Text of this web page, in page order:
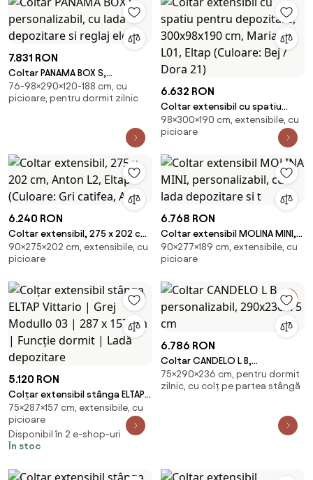
7.831 RON
Coltar PANAMA BOX S,
personalizabil, cu lada
depozitare si reglaj elec
76-98×290×120-188 cm, cu
picioare, pentru dormit zilnic
6.632 RON
Coltar extensibil cu spatiu
pentru depozitare, 300x98x190
cm, Mariall L01, Eltap (Culoare:
98×300×190 cm, extensibile, cu
picioare
6.240 RON
Coltar extensibil, 275 x 202 cm,
Anton L2, Eltap (Culoare: Gri
catifea, Alb)
90×275×202 cm, extensibile, cu
picioare
6.768 RON
Coltar extensibil MOLINA MINI,
personalizabil, cu lada
depozitare si t
90×277×189 cm, extensibile, cu
picioare
5.120 RON
Colțar extensibil stânga ELTAP
Vittario | Grej Modullo 03 | 287 x
157 cm | Funcție dormit | Ladă
depozitare
75×287×157 cm, extensibile, cu
picioare
Disponibil în 2 e-shop-uri
În stoc
6.786 RON
Coltar CANDELO L B,
personalizabil, 290x236x75 cm
75×290×236 cm, pentru dormit
zilnic, cu colț pe partea stângă